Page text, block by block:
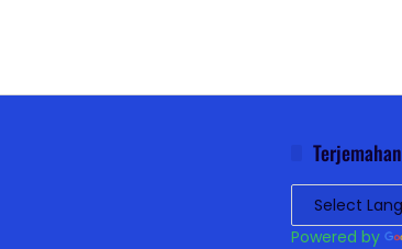
Terjemahan
Powered by